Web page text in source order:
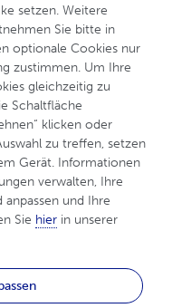
Beruf
wie
setzen. Weitere
Sie bitte in
optionale Cookies nur
zustimmen. Um Ihre
gleichzeitig zu
Schaltfläche
klicken oder
zu treffen, setzen
Gerät. Informationen
verwalten, Ihre
und Ihre
Sie hier in unserer